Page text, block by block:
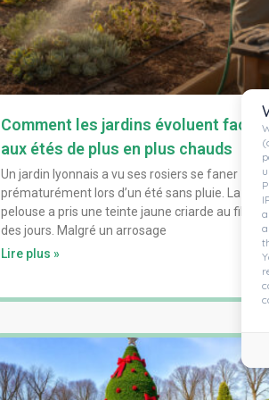
Comment les jardins évoluent face
aux étés de plus en plus chauds
Un jardin lyonnais a vu ses rosiers se faner
prématurément lors d’un été sans pluie. La
pelouse a pris une teinte jaune criarde au fil
des jours. Malgré un arrosage
Lire plus »